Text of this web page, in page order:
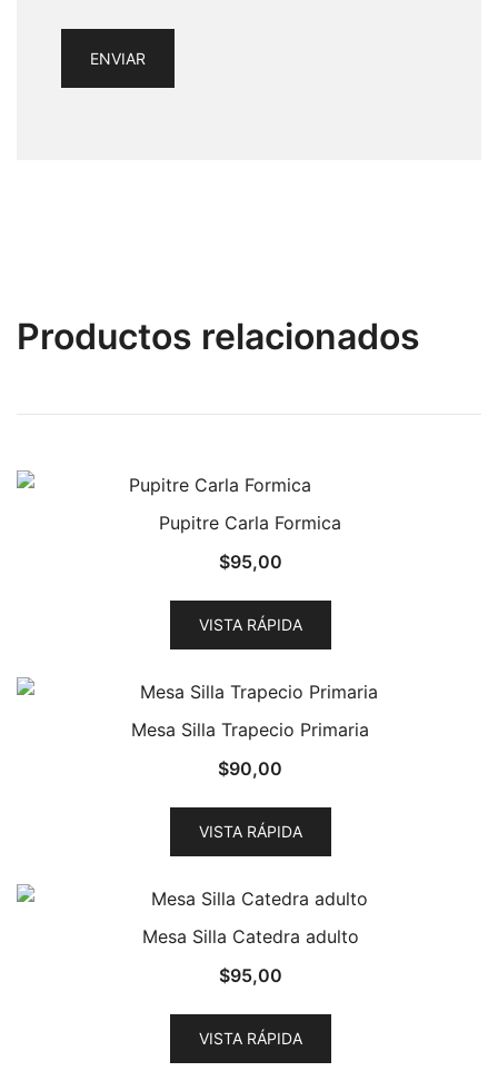
Productos relacionados
Pupitre Carla Formica
$95,00
VISTA RÁPIDA
Mesa Silla Trapecio Primaria
$90,00
VISTA RÁPIDA
Mesa Silla Catedra adulto
$95,00
VISTA RÁPIDA